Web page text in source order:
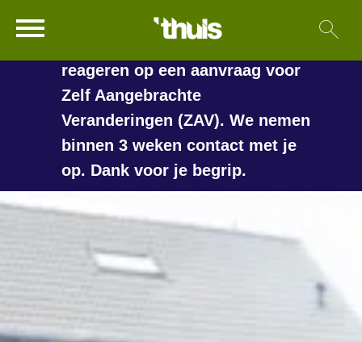
Naar hoofdinhoud
Naar hoofdnavigatiemenu
Naar zoeken
Naar de homepage
Ga naar Hoofd
langer duren voordat we
reageren op een aanvraag voor
Zelf Aangebrachte
Veranderingen (ZAV). We nemen
binnen 3 weken contact met je
op. Dank voor je begrip.